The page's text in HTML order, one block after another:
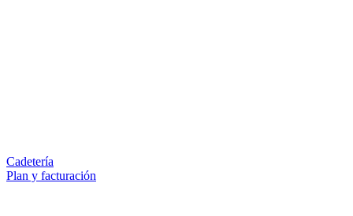
Cadetería
Plan y facturación